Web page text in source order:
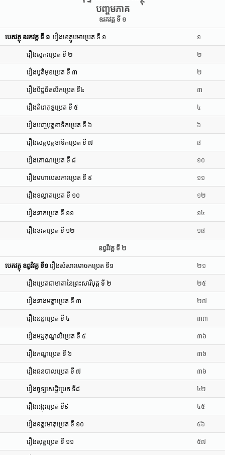
បញ្ចមភាគ
ឧរគវគ្គ ទី ១
បេតវត្ថុ ឧរគវគ្គ ទី ១ រឿងខេត្ថូបមាប្រេត ទី ១ ១
រឿងសូករប្រេត ទី ២ ២
រឿងបូតិមុខប្រេត ទី ៣ ២
រឿងបិដ្ឋធីតលិកប្រេត ទី៤ ៣
រឿងតិរោកុឌ្ឌប្រេត ទី ៥ ៤
រឿងបញ្ចបុត្តខាទិកប្រេត ទី ៦ ៦
រឿងសត្តបុត្តខាទិកប្រេត ទី ៧ ៨
រឿងគោណប្រេត ទី ៨ ១០
រឿងមហាបេសការប្រេត ទី ៩ ១១
រឿងខល្លាតប្រេត ទី ១០ ១២
រឿងនាគប្រេត ទី ១១ ១៤
រឿងឧរគប្រេត ទី ១២ ១៨
ឧព្វរីវគ្គ ទី ២
បេតវត្ថុ ឧព្វរីវគ្គ ទី១ រឿងសំសារមោចកប្រេត ទី១ ២១
រឿងប្រេតជាមាតានៃព្រះសារីបុត្ត ទី ២ ២៥
រឿងនាងមត្តាប្រេត ទី ៣ ២៧
រឿងនន្ទាប្រេត ទី ៤ ៣៣
រឿងមដ្ឋកុណ្ឌលិប្រេត ទី ៥ ៣៦
រឿងកណ្ហប្រេត ទី ៦ ៣៦
រឿងធនបាលប្រេត ទី ៧ ៣៦
រឿងចូឡសេដ្ឋិប្រេត ទី៨ ៤២
រឿងអង្កុរប្រេត ទី៩ ៤៥
រឿងឧត្តរមាតុប្រេត ទី ១០ ៥៦
រឿងសុត្តប្រេត ទី ១១ ៥៧